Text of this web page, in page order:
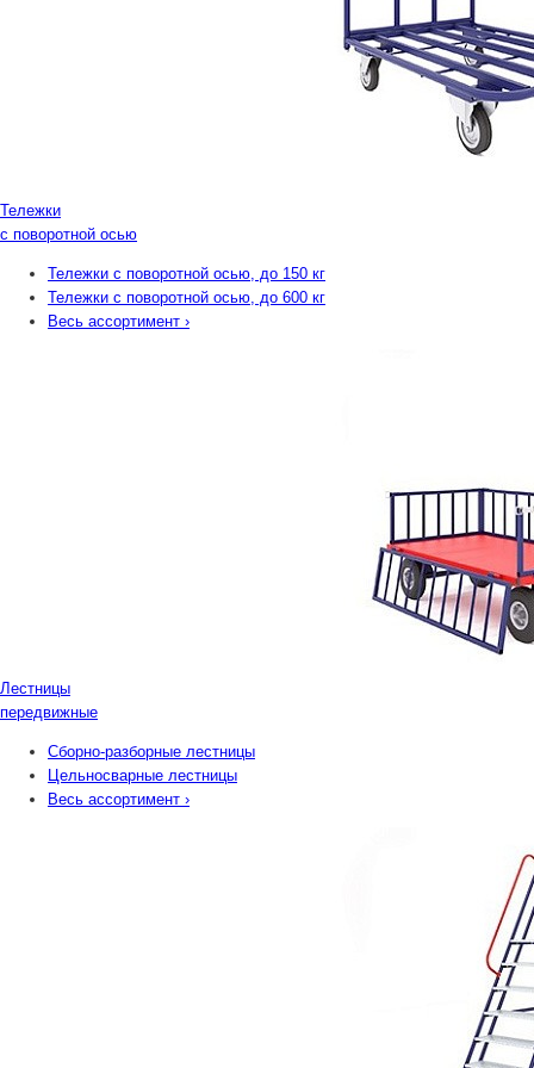
Тележки
с поворотной осью
Тележки с поворотной осью, до 150 кг
Тележки с поворотной осью, до 600 кг
Весь ассортимент ›
Лестницы
передвижные
Сборно-разборные лестницы
Цельносварные лестницы
Весь ассортимент ›